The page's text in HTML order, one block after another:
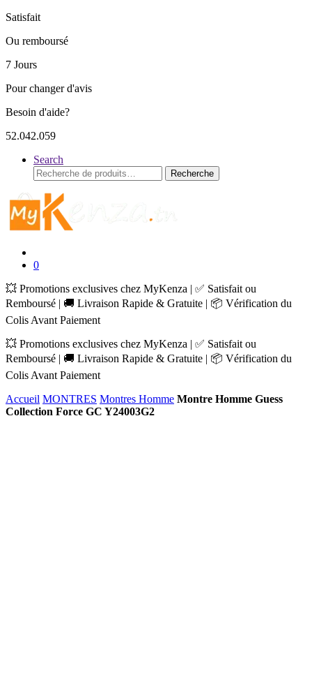
Satisfait
Ou remboursé
7 Jours
Pour changer d'avis
Besoin d'aide?
52.042.059
Search
Recherche
pour :
Recherche
0
💥 Promotions exclusives chez MyKenza | ✅ Satisfait ou
Remboursé | 🚚 Livraison Rapide & Gratuite | 📦 Vérification du
Colis Avant Paiement
💥 Promotions exclusives chez MyKenza | ✅ Satisfait ou
Remboursé | 🚚 Livraison Rapide & Gratuite | 📦 Vérification du
Colis Avant Paiement
Accueil MONTRES Montres Homme Montre Homme Guess
Collection Force GC Y24003G2